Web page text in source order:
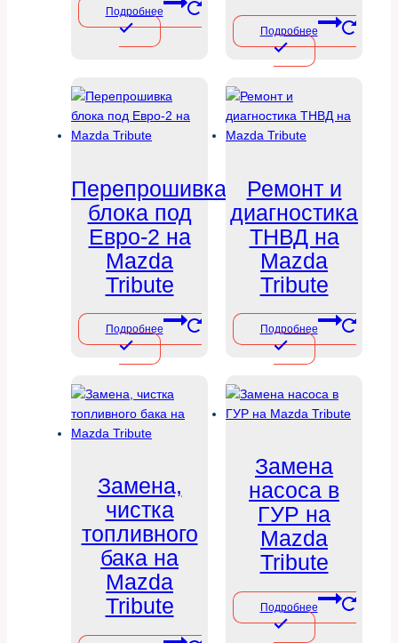
Подробнее
Подробнее
Перепрошивка
блока под
Евро-2 на
Mazda
Tribute
Подробнее
Ремонт и
диагностика
ТНВД на
Mazda
Tribute
Подробнее
Замена,
чистка
топливного
бака на
Mazda
Tribute
Замена
насоса в
ГУР на
Mazda
Tribute
Подробнее